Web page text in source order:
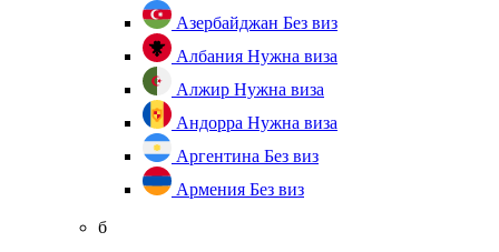
Азербайджан Без виз
Албания Нужна виза
Алжир Нужна виза
Андорра Нужна виза
Аргентина Без виз
Армения Без виз
б